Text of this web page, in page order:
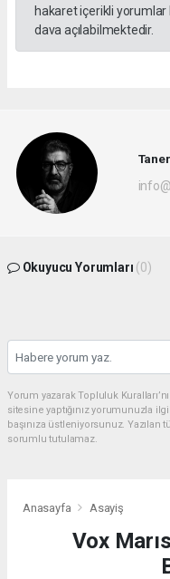
hakaret içerikli yorumlar
dava açılabilmektedir.
Okuyucu Yorumları (0)
Yorum yazarak Topluluk
sitesine yaptığınız yorumunuzla
başınıza üstleniyorsunuz.
sorumlu tutulamaz.
Anasayfa Asayiş
Vox